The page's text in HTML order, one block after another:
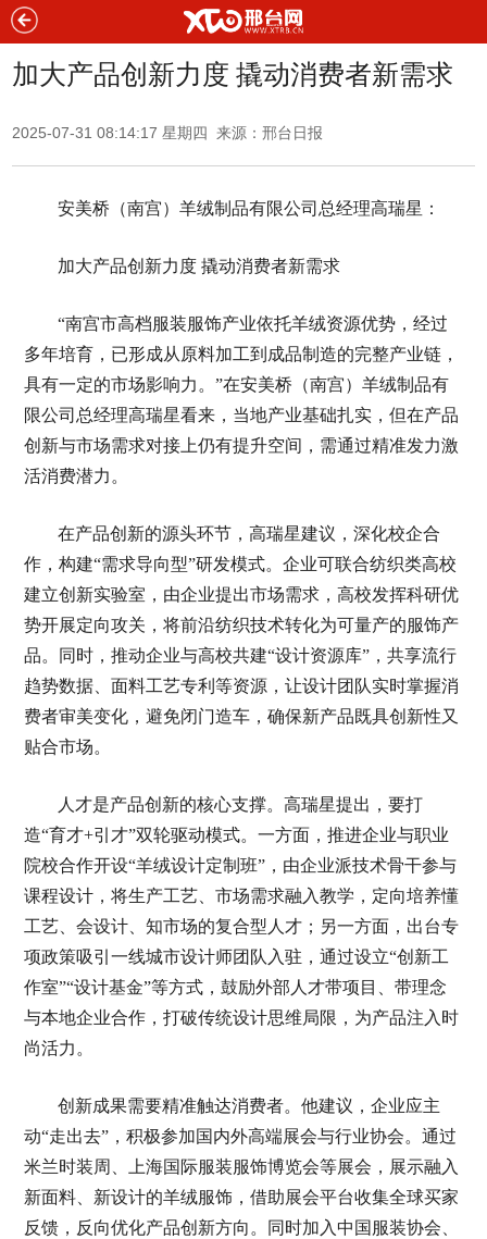
加大产品创新力度 撬动消费者新需求
2025-07-31 08:14:17 星期四 来源：邢台日报
安美桥（南宫）羊绒制品有限公司总经理高瑞星：
加大产品创新力度 撬动消费者新需求
“南宫市高档服装服饰产业依托羊绒资源优势，经过
多年培育，已形成从原料加工到成品制造的完整产业链，
具有一定的市场影响力。”在安美桥（南宫）羊绒制品有
限公司总经理高瑞星看来，当地产业基础扎实，但在产品
创新与市场需求对接上仍有提升空间，需通过精准发力激
活消费潜力。
在产品创新的源头环节，高瑞星建议，深化校企合
作，构建“需求导向型”研发模式。企业可联合纺织类高校
建立创新实验室，由企业提出市场需求，高校发挥科研优
势开展定向攻关，将前沿纺织技术转化为可量产的服饰产
品。同时，推动企业与高校共建“设计资源库”，共享流行
趋势数据、面料工艺专利等资源，让设计团队实时掌握消
费者审美变化，避免闭门造车，确保新产品既具创新性又
贴合市场。
人才是产品创新的核心支撑。高瑞星提出，要打
造“育才+引才”双轮驱动模式。一方面，推进企业与职业
院校合作开设“羊绒设计定制班”，由企业派技术骨干参与
课程设计，将生产工艺、市场需求融入教学，定向培养懂
工艺、会设计、知市场的复合型人才；另一方面，出台专
项政策吸引一线城市设计师团队入驻，通过设立“创新工
作室”“设计基金”等方式，鼓励外部人才带项目、带理念
与本地企业合作，打破传统设计思维局限，为产品注入时
尚活力。
创新成果需要精准触达消费者。他建议，企业应主
动“走出去”，积极参加国内外高端展会与行业协会。通过
米兰时装周、上海国际服装服饰博览会等展会，展示融入
新面料、新设计的羊绒服饰，借助展会平台收集全球买家
反馈，反向优化产品创新方向。同时加入中国服装协会、